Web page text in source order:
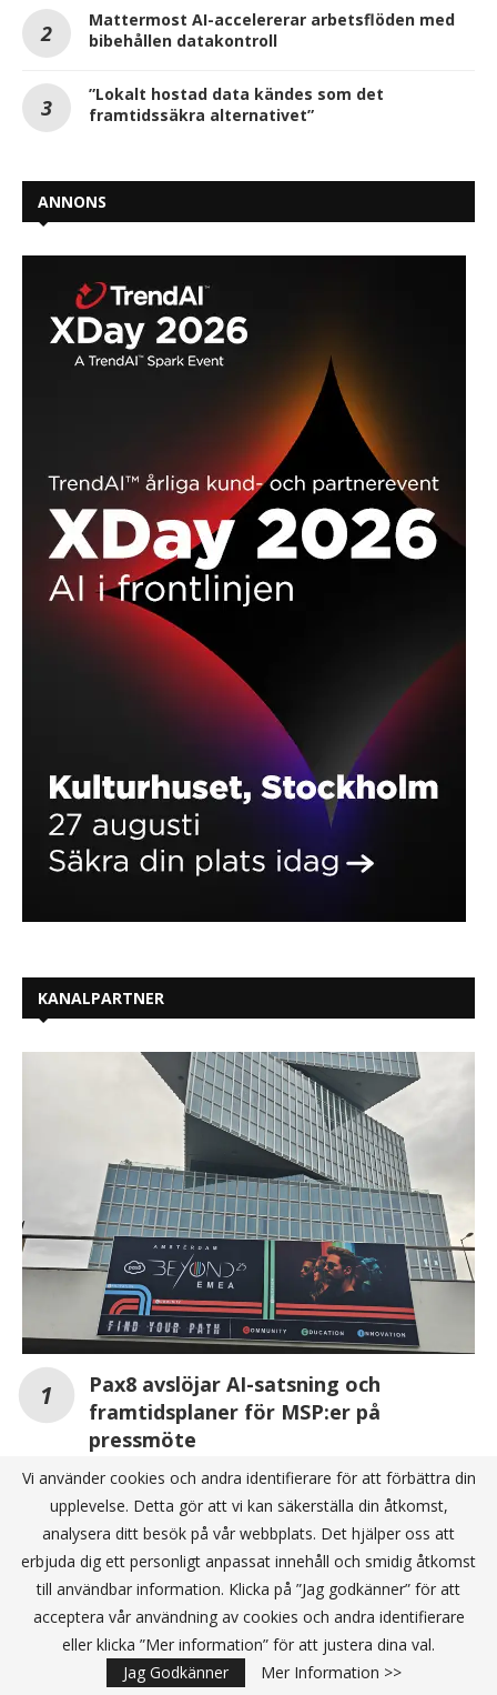
Mattermost AI-accelererar arbetsflöden med
bibehållen datakontroll
”Lokalt hostad data kändes som det
framtidssäkra alternativet”
ANNONS
KANALPARTNER
Pax8 avslöjar AI-satsning och
framtidsplaner för MSP:er på
pressmöte
“Tekniken förändrar inte bara hur vi jobbar –
utan hur vi samarbetar”
Ny undersökning: Digitala marknadsplatser
som drivkraft för tillväxt och lönsamhet inom
B2B
Vi använder cookies och andra identifierare för att förbättra din
upplevelse. Detta gör att vi kan säkerställa din åtkomst,
analysera ditt besök på vår webbplats. Det hjälper oss att
erbjuda dig ett personligt anpassat innehåll och smidig åtkomst
till användbar information. Klicka på ”Jag godkänner” för att
acceptera vår användning av cookies och andra identifierare
eller klicka ”Mer information” för att justera dina val.
Jag Godkänner
Mer Information >>